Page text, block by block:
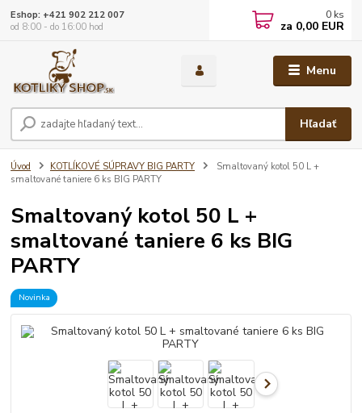
Menu
Hľadať
Eshop: +421 902 212 007
od 8:00 - do 16:00 hod
0 ks
za 0,00 EUR
Úvod KOTLÍKOVÉ SÚPRAVY BIG PARTY
Smaltovaný kotol 50 L +
smaltované taniere 6 ks BIG PARTY
Smaltovaný kotol 50 L +
smaltované taniere 6 ks BIG
PARTY
Novinka